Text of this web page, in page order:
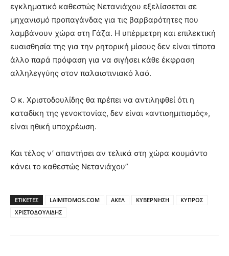
εγκληματικό καθεστώς Νετανιάχου εξελίσσεται σε
μηχανισμό προπαγάνδας για τις βαρβαρότητες που
λαμβάνουν χώρα στη Γάζα. Η υπέρμετρη και επιλεκτική
ευαισθησία της για την ρητορική μίσους δεν είναι τίποτα
άλλο παρά πρόφαση για να σιγήσει κάθε έκφραση
αλληλεγγύης στον παλαιστινιακό λαό.
Ο κ. Χριστοδουλίδης θα πρέπει να αντιληφθεί ότι η
καταδίκη της γενοκτονίας, δεν είναι «αντισημιτισμός»,
είναι ηθική υποχρέωση.
Και τέλος ν’ απαντήσει αν τελικά στη χώρα κουμάντο
κάνει το καθεστώς Νετανιάχου”
ΕΤΙΚΕΤΕΣ LAIMITOMOS.COM ΑΚΕΛ ΚΥΒΕΡΝΗΣΗ
ΚΥΠΡΟΣ
ΧΡΙΣΤΟΔΟΥΛΙΔΗΣ